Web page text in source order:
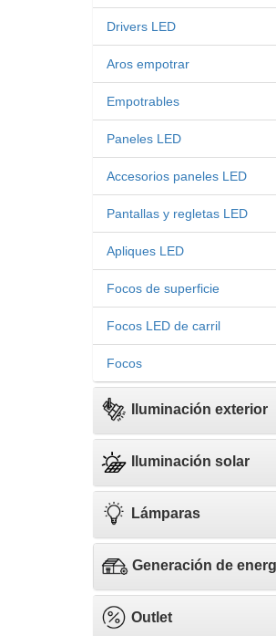
Drivers LED
Aros empotrar
Empotrables
Paneles LED
Accesorios paneles LED
Pantallas y regletas LED
Apliques LED
Focos de superficie
Focos LED de carril
Focos
Iluminación exterior
Iluminación solar
Lámparas
Generación de
Outlet